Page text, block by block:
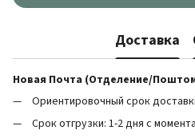
Доставка
Новая Почта (Отделение/
Ориентировочный срок
Срок отгрузки: 1-2 дня с